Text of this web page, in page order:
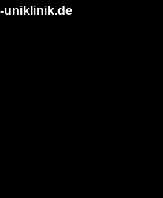
uniklinik.de